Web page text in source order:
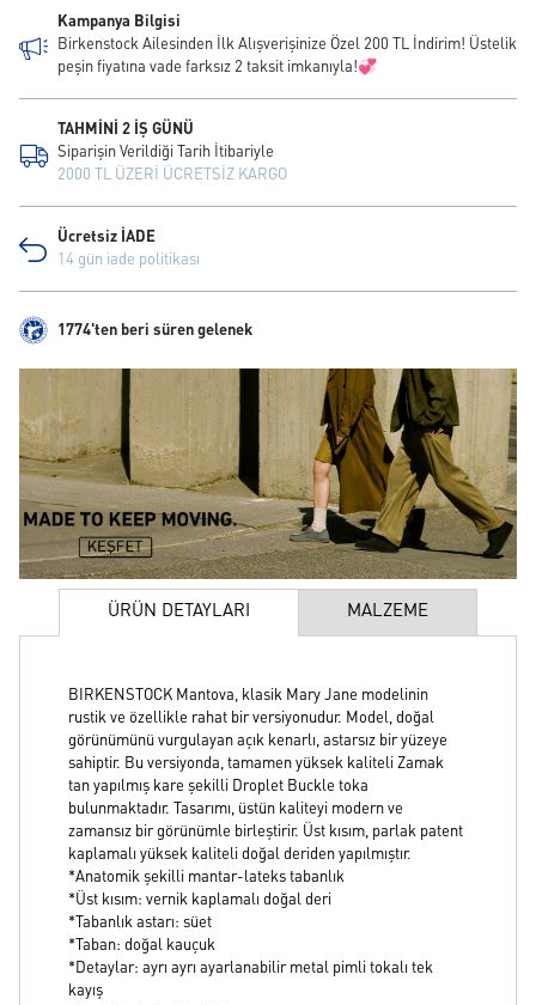
Kampanya Bilgisi
Birkenstock Ailesinden İlk Alışverişinize Özel 200 TL İndirim! Üstelik
peşin fiyatına vade farksız 2 taksit imkanıyla!💞
TAHMİNİ 2 İŞ GÜNÜ
Siparişin Verildiği Tarih İtibariyle
2000 TL ÜZERİ ÜCRETSİZ KARGO
Ücretsiz İADE
14 gün iade politikası
1774'ten beri süren gelenek
ÜRÜN DETAYLARI MALZEME
BIRKENSTOCK Mantova, klasik Mary Jane modelinin
rustik ve özellikle rahat bir versiyonudur. Model, doğal
görünümünü vurgulayan açık kenarlı, astarsız bir yüzeye
sahiptir. Bu versiyonda, tamamen yüksek kaliteli Zamak
tan yapılmış kare şekilli Droplet Buckle toka
bulunmaktadır. Tasarımı, üstün kaliteyi modern ve
zamansız bir görünümle birleştirir. Üst kısım, parlak patent
kaplamalı yüksek kaliteli doğal deriden yapılmıştır.
*Anatomik şekilli mantar-lateks tabanlık
*Üst kısım: vernik kaplamalı doğal deri
*Tabanlık astarı: süet
*Taban: doğal kauçuk
*Detaylar: ayrı ayrı ayarlanabilir metal pimli tokalı tek
kayış